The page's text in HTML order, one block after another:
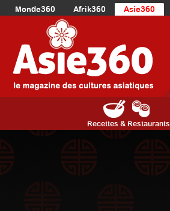
Monde360 Afrik360 Asie360
Europe360
Océanie360
Recettes & Restaurants